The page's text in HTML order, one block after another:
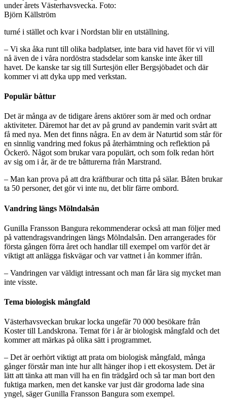
under årets Västerhavsvecka. Foto:
Björn Källström
turné i stället och kvar i Nordstan blir en utställning.
– Vi ska åka runt till olika badplatser, inte bara vid havet för vi vill
nå även de i våra nordöstra stadsdelar som kanske inte åker till
havet. De kanske tar sig till Surtesjön eller Bergsjöbadet och där
kommer vi att dyka upp med verkstan.
Populär båttur
Det är många av de tidigare årens aktörer som är med och ordnar
aktiviteter. Däremot har det av på grund av pandemin varit svårt att
få med nya. Men det finns några. En av dem är Naturtid som står för
en sinnlig vandring med fokus på återhämtning och reflektion på
Öckerö. Något som brukar vara populärt, och som folk redan hört
av sig om i år, är de tre båtturerna från Marstrand.
– Man kan prova på att dra kräftburar och titta på sälar. Båten brukar
ta 50 personer, det gör vi inte nu, det blir färre ombord.
Vandring längs Mölndalsån
Gunilla Fransson Bangura rekommenderar också att man följer med
på vattendragsvandringen längs Mölndalsån. Den arrangerades för
första gången förra året och handlar till exempel om varför det är
viktigt att anlägga fiskvägar och var vattnet i ån kommer ifrån.
– Vandringen var väldigt intressant och man får lära sig mycket man
inte visste.
Tema biologisk mångfald
Västerhavsveckan brukar locka ungefär 70 000 besökare från
Koster till Landskrona. Temat för i år är biologisk mångfald och det
kommer att märkas på olika sätt i programmet.
– Det är oerhört viktigt att prata om biologisk mångfald, många
gånger förstår man inte hur allt hänger ihop i ett ekosystem. Det är
lätt att tänka att man vill ha en fin trädgård och så tar man bort den
fuktiga marken, men det kanske var just där grodorna lade sina
yngel, säger Gunilla Fransson Bangura som exempel.